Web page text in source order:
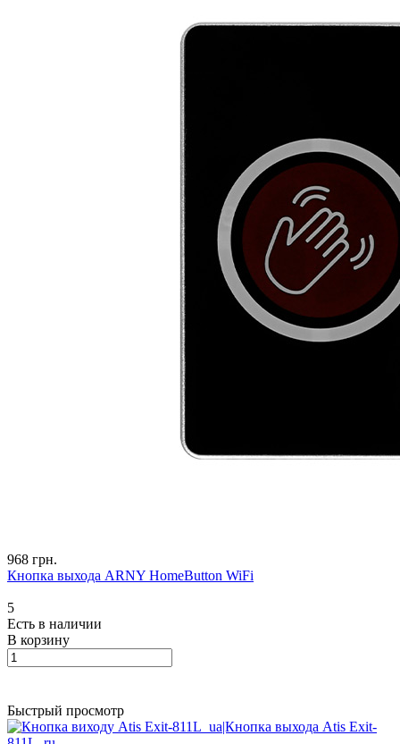
968 грн.
Кнопка выхода ARNY HomeButton WiFi
5
Есть в наличии
В корзину
Быстрый просмотр